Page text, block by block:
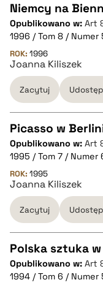
pobierz cytat
CZYSTY TEKST
pobierz cytat
BIBTEX
pobierz cytat
Niemcy na
Opublikowano w: Art
1996 / Tom 8 / Numer
ROK: 1996
Joanna Kiliszek
Zacytuj
CZYSTY TEKST
pobierz cytat
BIBTEX
pobierz cytat
Picasso w
Opublikowano w: Art
1995 / Tom 7 / Numer
ROK: 1995
Joanna Kiliszek
Zacytuj
CZYSTY TEKST
Polska sztuka
Opublikowano w: Art
1994 / Tom 6 /